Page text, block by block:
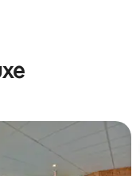
115 commentaires :